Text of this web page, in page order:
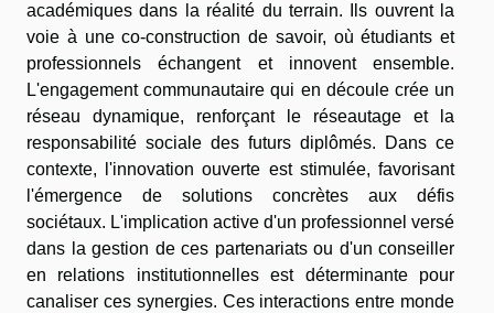
académiques dans la réalité du terrain. Ils ouvrent la
voie à une co-construction de savoir, où étudiants et
professionnels échangent et innovent ensemble.
L'engagement communautaire qui en découle crée un
réseau dynamique, renforçant le réseautage et la
responsabilité sociale des futurs diplômés. Dans ce
contexte, l'innovation ouverte est stimulée, favorisant
l'émergence de solutions concrètes aux défis
sociétaux. L'implication active d'un professionnel versé
dans la gestion de ces partenariats ou d'un conseiller
en relations institutionnelles est déterminante pour
canaliser ces synergies. Ces interactions entre monde